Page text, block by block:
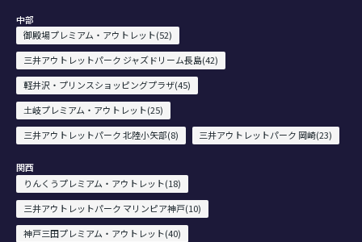
中部
御殿場プレミアム・アウトレット(52)
三井アウトレットパーク ジャズドリーム長島(42)
軽井沢・プリンスショッピングプラザ(45)
土岐プレミアム・アウトレット(25)
三井アウトレットパーク 北陸小矢部(8)
三井アウトレットパーク 岡崎(23)
関西
りんくうプレミアム・アウトレット(18)
三井アウトレットパーク マリンピア神戸(10)
神戸三田プレミアム・アウトレット(40)